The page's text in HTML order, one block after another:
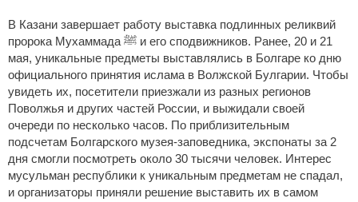
В Казани завершает работу выставка подлинных реликвий
пророка Мухаммада ﷺ и его сподвижников. Ранее, 20 и 21
мая, уникальные предметы выставлялись в Болгаре ко дню
официального принятия ислама в Волжской Булгарии. Чтобы
увидеть их, посетители приезжали из разных регионов
Поволжья и других частей России, и выжидали своей
очереди по несколько часов. По приблизительным
подсчетам Болгарского музея-заповедника, экспонаты за 2
дня смогли посмотреть около 30 тысячи человек. Интерес
мусульман республики к уникальным предметам не спадал,
и организаторы приняли решение выставить их в самом